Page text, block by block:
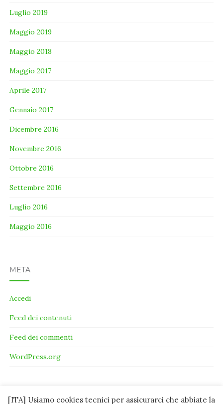
Luglio 2019
Maggio 2019
Maggio 2018
Maggio 2017
Aprile 2017
Gennaio 2017
Dicembre 2016
Novembre 2016
Ottobre 2016
Settembre 2016
Luglio 2016
Maggio 2016
META
Accedi
Feed dei contenuti
Feed dei commenti
WordPress.org
[ITA] Usiamo cookies tecnici per assicurarci che abbiate la